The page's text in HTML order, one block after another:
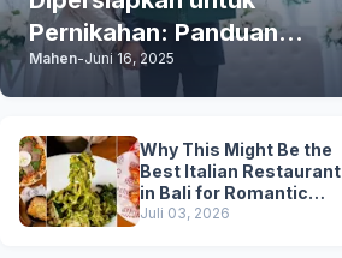
Pernikahan: Panduan
Praktis Anda
Mahen-Juni 16, 2025
Why This Might Be the
Best Italian Restaurant
in Bali for Romantic
Dinner, Family Dinner,
Juli 03, 2026